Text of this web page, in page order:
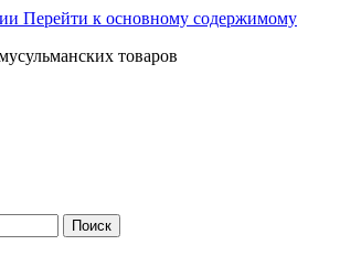
Перейти к основному содержимому
товаров
Поиск